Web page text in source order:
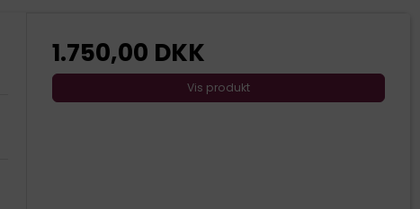
1.750,00 DKK
Vis produkt